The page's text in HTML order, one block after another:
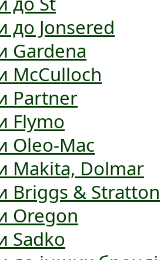
до Jonsered
Gardena
McCulloch
Partner
Flymo
Oleo-Mac
Makita, Dolmar
Briggs & Stratton
Oregon
Sadko